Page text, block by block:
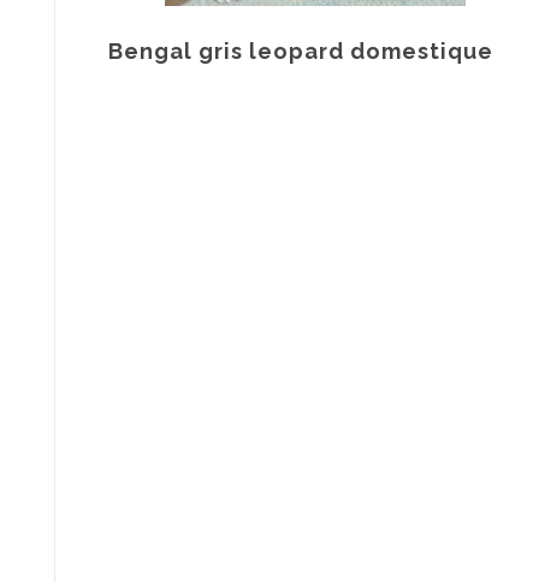
Bengal gris leopard domestique